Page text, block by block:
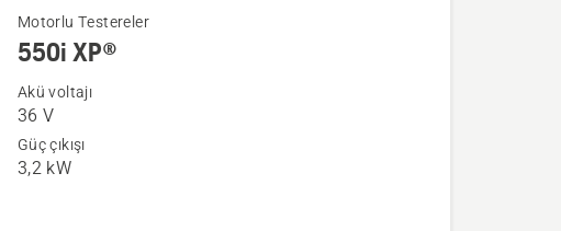
550i
XP®
hakkında
daha
fazla
ayrıntı
Motorlu Testereler
550i XP®
Akü voltajı
36 V
Güç çıkışı
3,2 kW